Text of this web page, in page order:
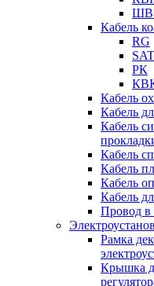
Кабель
RG
SAT
РК
Кабель
Кабель
Кабель
Кабель
Кабель
Кабель
Кабель
Провод в
Рамка
Крышка